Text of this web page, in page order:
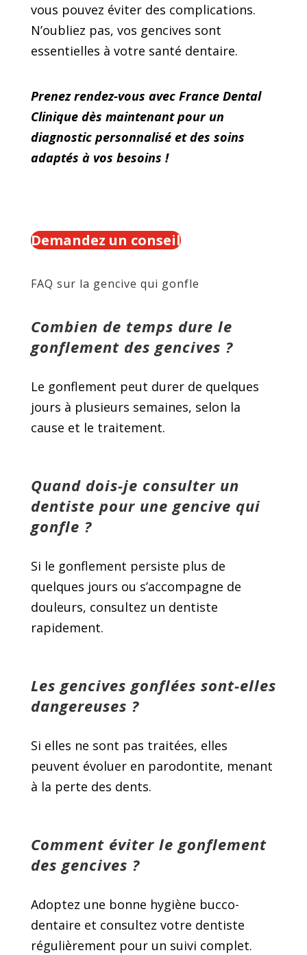
vous pouvez éviter des complications.
N’oubliez pas, vos gencives sont
essentielles à votre santé dentaire.
Prenez rendez-vous avec France Dental
Clinique dès maintenant pour un
diagnostic personnalisé et des soins
adaptés à vos besoins !
Demandez un conseil
FAQ sur la gencive qui gonfle
Combien de temps dure le
gonflement des gencives ?
Le gonflement peut durer de quelques
jours à plusieurs semaines, selon la
cause et le traitement.
Quand dois-je consulter un
dentiste pour une gencive qui
gonfle ?
Si le gonflement persiste plus de
quelques jours ou s’accompagne de
douleurs, consultez un dentiste
rapidement.
Les gencives gonflées sont-elles
dangereuses ?
Si elles ne sont pas traitées, elles
peuvent évoluer en parodontite, menant
à la perte des dents.
Comment éviter le gonflement
des gencives ?
Adoptez une bonne hygiène bucco-
dentaire et consultez votre dentiste
régulièrement pour un suivi complet.